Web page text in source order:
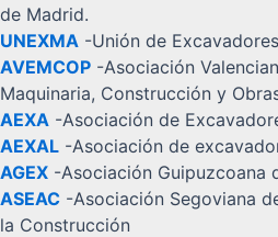
de Madrid.
UNEXMA -Unión de
AVEMCOP -Asociación
Maquinaria, Construcción y
AEXA -Asociación de
AEXAL -Asociación de
AGEX -Asociación Guipuzcoana
ASEAC -Asociación Segoviana
la Construcción